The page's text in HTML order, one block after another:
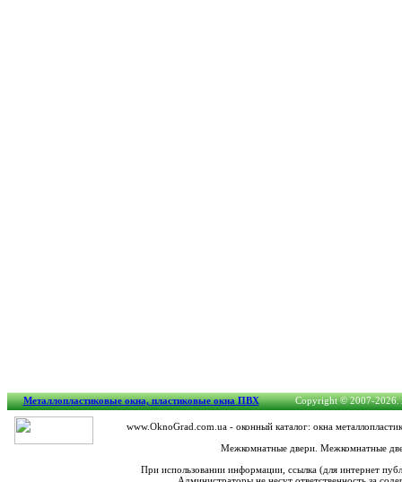
Металлопластиковые окна, пластиковые окна ПВХ Copyright © 2007-2026.
www.OknoGrad.com.ua - оконный каталог: окна
Межкомнатные двери. Межкомнатные
При использовании информации, ссылка (для интернет